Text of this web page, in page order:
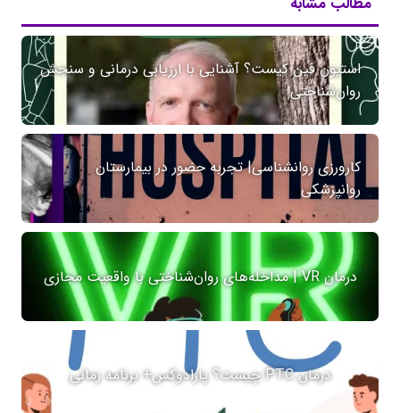
استیون فین کیست؟ آشنایی با ارزیابی درمانی و سنجش
روان‌شناختی
کارورزی روانشناسی| تجربه حضور در بیمارستان
روانپزشکی
درمان VR | مداخله‌های روان‌شناختی با واقعیت مجازی
درمان PTC چیست؟ پارادوکس+ برنامه زمانی